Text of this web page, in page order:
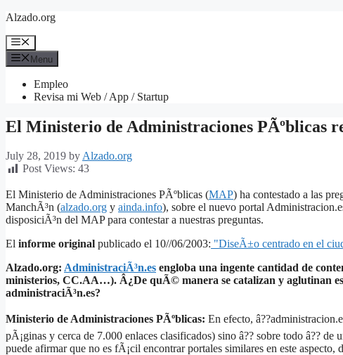
Skip
content
Alzado.org
Menu
Menu
Empleo
Revisa mi Web / App / Startup
El Ministerio de Administraciones PÃºblicas
July 28, 2019 byAlzado.org
Post Views: 43
El Ministerio de Administraciones PÃºblicas (MAP) ha contestado a las
ManchÃ³n (alzado.org y ainda.info), sobre el nuevo portal
disposiciÃ³n del MAP para contestar a nuestras preguntas.
El informe original publicado el 10//06/2003: "DiseÃ±o centrado en el
Alzado.org: AdministraciÃ³n.es engloba una ingente cantidad de
ministerios, CC.AA…). Â¿De quÃ© manera se catalizan y aglutinan
administraciÃ³n.es?
Ministerio de Administraciones PÃºblicas: En efecto,
pÃ¡ginas y cerca de 7.000 enlaces clasificados) sino â?? sobre todo â??
puede afirmar que no es fÃ¡cil encontrar portales similares en este